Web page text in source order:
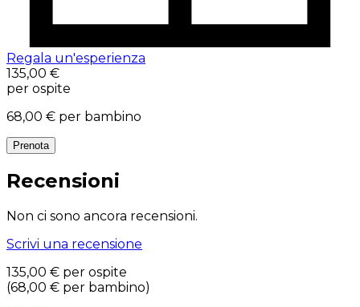
Regala un'esperienza
135,00 €
per ospite
68,00 € per bambino
Prenota
Recensioni
Non ci sono ancora recensioni.
Scrivi una recensione
135,00 € per ospite
(68,00 € per bambino)